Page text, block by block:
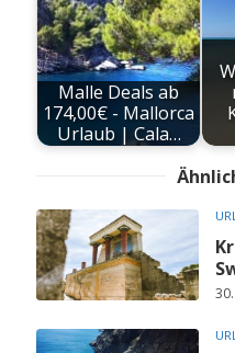
Malle Deals ab
174,00€ - Mallorca
Urlaub | Cala…